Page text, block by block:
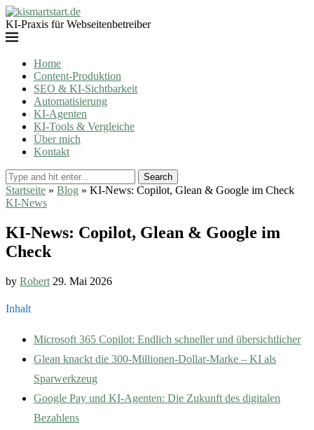
KI-Praxis für Webseitenbetreiber
Home
Content-Produktion
SEO & KI-Sichtbarkeit
Automatisierung
KI-Agenten
KI-Tools & Vergleiche
Über mich
Kontakt
Search
Startseite » Blog » KI-News: Copilot, Glean & Google im Check
KI-News
KI-News: Copilot, Glean & Google im
Check
by Robert 29. Mai 2026
Inhalt
Microsoft 365 Copilot: Endlich schneller und übersichtlicher
Glean knackt die 300-Millionen-Dollar-Marke – KI als
Sparwerkzeug
Google Pay und KI-Agenten: Die Zukunft des digitalen
Bezahlens